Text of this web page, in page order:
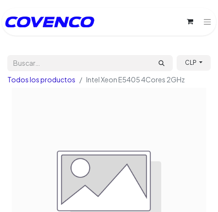
CLP
Todos los productos Intel Xeon E5405 4Cores 2GHz